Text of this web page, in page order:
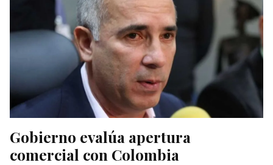
Gobierno evalúa apertura
comercial con Colombia